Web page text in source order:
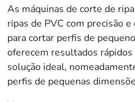
As máquinas de corte de
ripas de PVC com precisão
para cortar perfis de
oferecem resultados
solução ideal,
perfis de pequenas